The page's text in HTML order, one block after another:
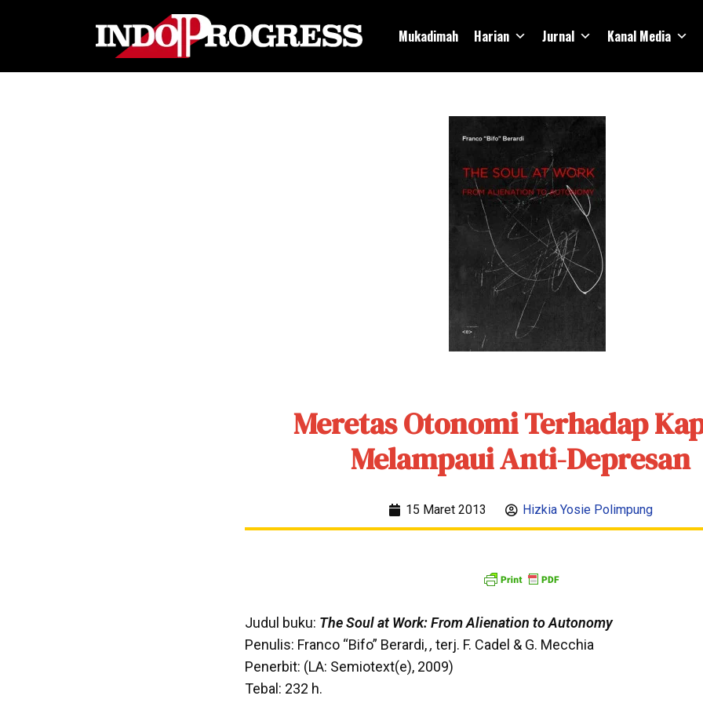
Mukadimah Harian Jurnal Kanal Media
Meretas Otonomi Terhadap
Melampaui Anti-Depresan
15 Maret 2013 Hizkia Yosie Polimpung
Judul buku: The Soul at Work: From Alienation to Autonomy
Penulis: Franco “Bifo” Berardi,, terj. F. Cadel & G. Mecchia
Penerbit: (LA: Semiotext(e), 2009)
Tebal: 232 h.